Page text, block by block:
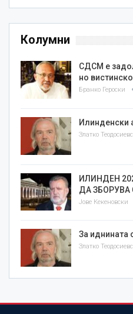
Колумни
СДСМ е
но
Бранко Героски
Илинденски
ИЛИНДЕН
ДА ЗБОРУВА
Јове Кекеновски
За иднината